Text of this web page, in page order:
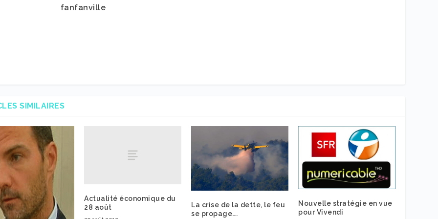
fanfanville
SIMILAIRES
Actualité économique du
28 août
La crise de la dette, le feu
se propage….
Nouvelle stratégie en vue
pour Vivendi